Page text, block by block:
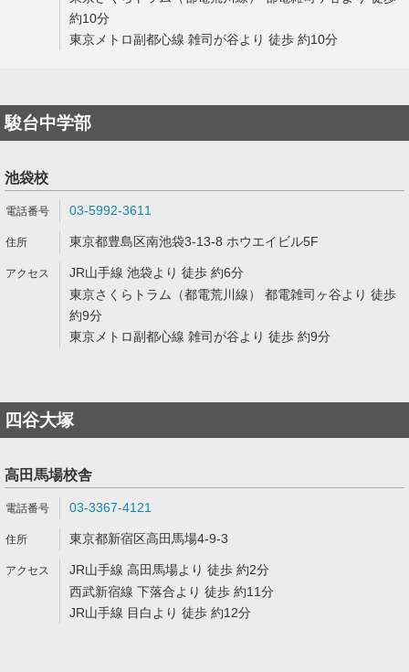
約10分
東京メトロ副都心線 雑司が谷より 徒歩 約10分
駿台中学部
池袋校
03-5992-3611
東京都豊島区南池袋3-13-8 ホウエイビル5F
JR山手線 池袋より 徒歩 約6分
東京さくらトラム（都電荒川線） 都電雑司ヶ谷より 徒歩
約9分
東京メトロ副都心線 雑司が谷より 徒歩 約9分
四谷大塚
高田馬場校舎
03-3367-4121
東京都新宿区高田馬場4-9-3
JR山手線 高田馬場より 徒歩 約2分
西武新宿線 下落合より 徒歩 約11分
JR山手線 目白より 徒歩 約12分